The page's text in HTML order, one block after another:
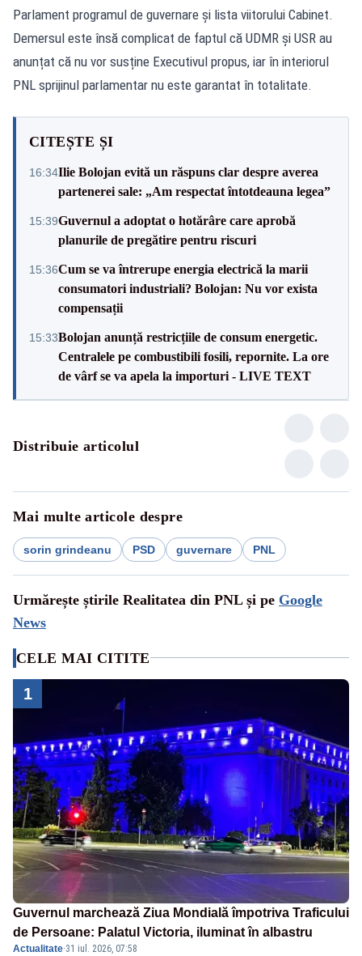
Parlament programul de guvernare și lista viitorului Cabinet.
Demersul este însă complicat de faptul că UDMR și USR au
anunțat că nu vor susține Executivul propus, iar în interiorul
PNL sprijinul parlamentar nu este garantat în totalitate.
CITEȘTE ȘI
16:34Ilie Bolojan evită un răspuns clar despre averea
partenerei sale: „Am respectat întotdeauna legea”
15:39Guvernul a adoptat o hotărâre care aprobă
planurile de pregătire pentru riscuri
15:36Cum se va întrerupe energia electrică la marii
consumatori industriali? Bolojan: Nu vor exista
compensații
15:33Bolojan anunță restricțiile de consum energetic.
Centralele pe combustibili fosili, repornite. La ore
de vârf se va apela la importuri - LIVE TEXT
Distribuie articolul
Mai multe articole despre
sorin grindeanu PSD guvernare PNL
Urmărește știrile Realitatea din PNL și pe Google
News
CELE MAI CITITE
1
Guvernul marchează Ziua Mondială împotriva Traficului
de Persoane: Palatul Victoria, iluminat în albastru
Actualitate·31 iul. 2026, 07:58